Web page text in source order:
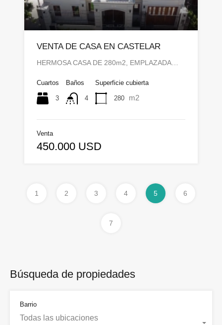
VENTA DE CASA EN CASTELAR
HERMOSA CASA DE 280m2, EMPLAZADA…
Cuartos
3
Baños
4
Superficie cubierta
280 m2
Venta
450.000 USD
1 2 3 4 5 6
7
Búsqueda de propiedades
Barrio
Todas las ubicaciones